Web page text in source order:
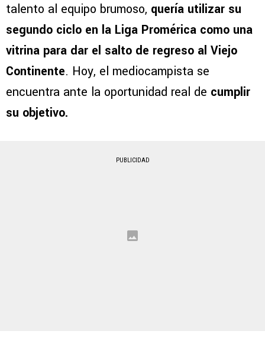
talento al equipo brumoso, quería utilizar su
segundo ciclo en la Liga Promérica como una
vitrina para dar el salto de regreso al Viejo
Continente. Hoy, el mediocampista se
encuentra ante la oportunidad real de cumplir
su objetivo.
PUBLICIDAD